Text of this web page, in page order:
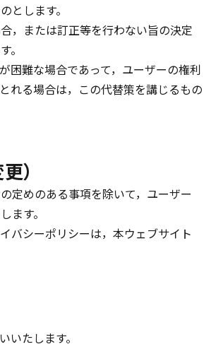
とします。
，または訂正等を行わない旨の決定
。
困難な場合であって，ユーザーの権利
れる場合は，この代替策を講じるもの
）
定めのある事項を除いて，ユーザー
ます。
バシーポリシーは，本ウェブサイト
いたします。